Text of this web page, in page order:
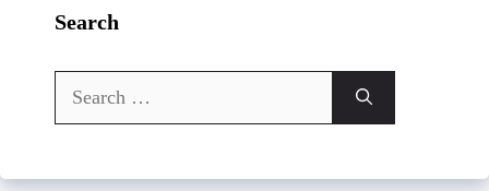
Search
Search
for: